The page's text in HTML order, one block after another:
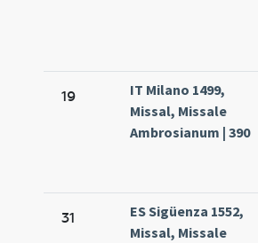
19
IT Milano 1499,
Missal, Missale
Ambrosianum | 390
31
ES Sigüenza 1552,
Missal, Missale